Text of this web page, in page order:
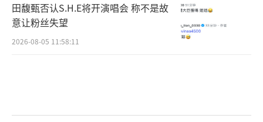
田馥甄否认S.H.E将开演唱会 称不是故
意让粉丝失望
2026-08-05 11:58:11